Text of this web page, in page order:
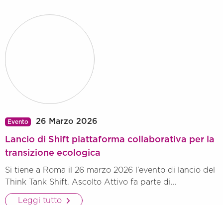
Evento 26 Marzo 2026
Lancio di Shift piattaforma collaborativa per la
transizione ecologica
Si tiene a Roma il 26 marzo 2026 l’evento di lancio del
Think Tank Shift. Ascolto Attivo fa parte di...
Leggi tutto